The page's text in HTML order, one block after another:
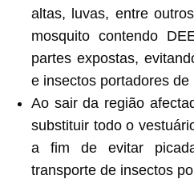
altas, luvas, entre
mosquito contendo
partes expostas,
e insectos portadores de
Ao sair da região
substituir todo o
a fim de evitar
transporte de insectos